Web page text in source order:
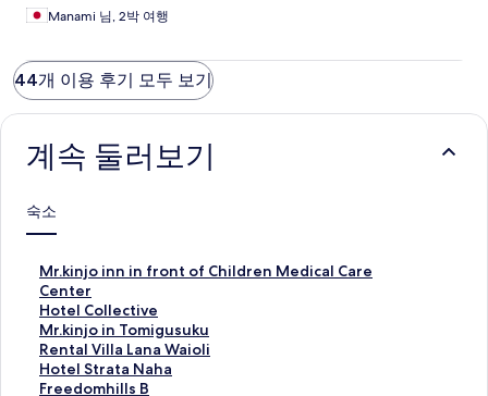
Manami 님, 2박 여행
44개 이용 후기 모두 보기
계속 둘러보기
숙소
Mr.kinjo inn in front of Children Medical Care
Center
M
r
.
k
i
n
j
Hotel Collective
H
o
t
e
l
Mr.kinjo in Tomigusuku
M
r
.
k
Rental Villa Lana Waioli
R
e
n
Hotel Strata Naha
H
o
Freedomhills B
F